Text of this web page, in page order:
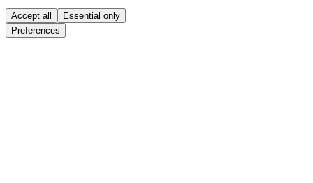
Accept all
Essential only
Preferences